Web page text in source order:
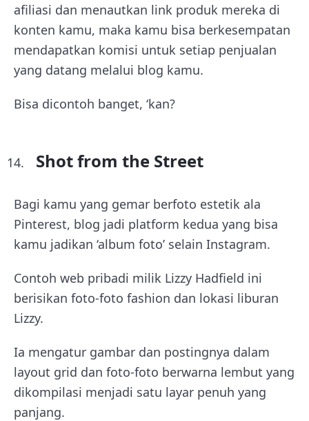
afiliasi dan menautkan link produk mereka di
konten kamu, maka kamu bisa berkesempatan
mendapatkan komisi untuk setiap penjualan
yang datang melalui blog kamu.
Bisa dicontoh banget, ‘kan?
Shot from the Street
Bagi kamu yang gemar berfoto estetik ala
Pinterest, blog jadi platform kedua yang bisa
kamu jadikan ‘album foto’ selain Instagram.
Contoh web pribadi milik Lizzy Hadfield ini
berisikan foto-foto fashion dan lokasi liburan
Lizzy.
Ia mengatur gambar dan postingnya dalam
layout grid dan foto-foto berwarna lembut yang
dikompilasi menjadi satu layar penuh yang
panjang.